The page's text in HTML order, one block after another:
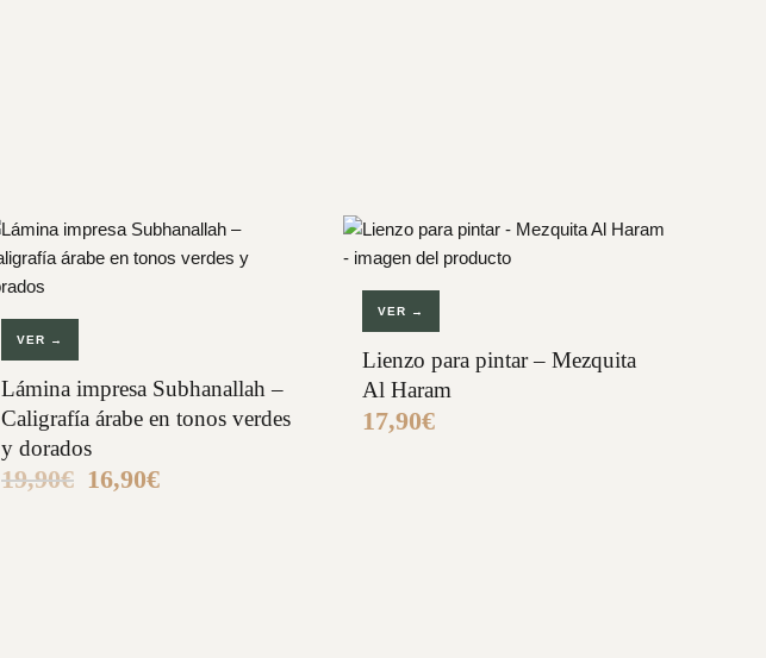
VER →
Lámina impresa Subhanallah –
Caligrafía árabe en tonos verdes
y dorados
19,90€
El
precio
16,90€El
VER →
Lienzo para pintar – Mezquita
Al Haram
17,90€